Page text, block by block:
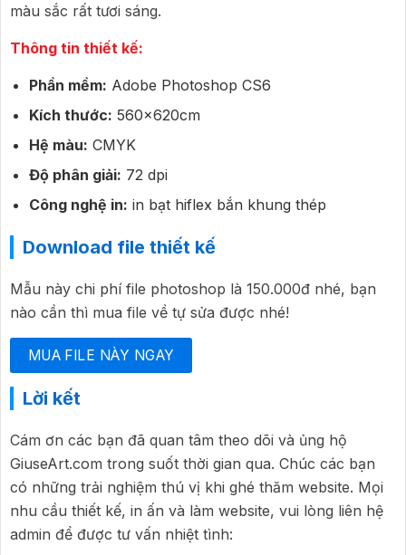
màu sắc rất tươi sáng.
Thông tin thiết kế:
Phần mềm: Adobe Photoshop CS6
Kích thước: 560x620cm
Hệ màu: CMYK
Độ phân giải: 72 dpi
Công nghệ in: in bạt hiflex bắn khung thép
Download file thiết kế
Mẫu này chi phí file photoshop là 150.000đ nhé, bạn
nào cần thì mua file về tự sửa được nhé!
MUA FILE NÀY NGAY
Lời kết
Cám ơn các bạn đã quan tâm theo dõi và ủng hộ
GiuseArt.com trong suốt thời gian qua. Chúc các bạn
có những trải nghiệm thú vị khi ghé thăm website. Mọi
nhu cầu thiết kế, in ấn và làm website, vui lòng liên hệ
admin để được tư vấn nhiệt tình: